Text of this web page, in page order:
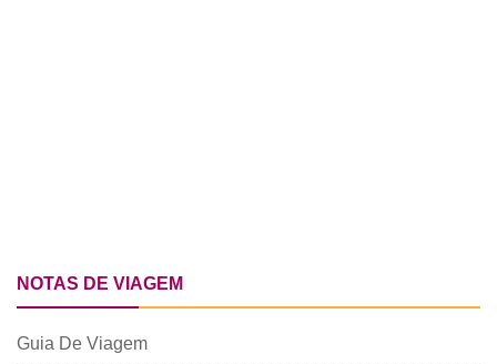
NOTAS DE VIAGEM
Guia De Viagem